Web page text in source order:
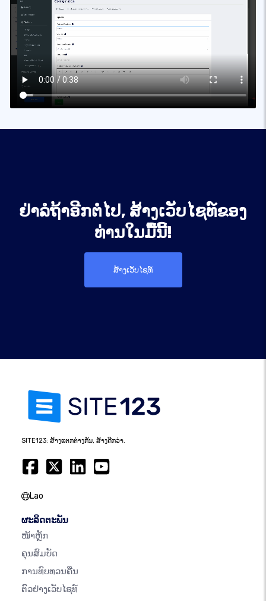
ຢ່າລໍຖ້າອີກຕໍ່ໄປ, ສ້າງເວັບໄຊທ໌ຂອງ
ທ່ານໃນມື້ນີ້!
ສ້າງເວັບໄຊທ໌
SITE123: ສ້າງແຕກຕ່າງກັນ, ສ້າງດີກວ່າ.
Lao
ຜະລິດຕະພັນ
ໜ້າຫຼັກ
ຄຸນສົມບັດ
ການທົບທວນຄືນ
ຕົວຢ່າງເວັບໄຊທ໌